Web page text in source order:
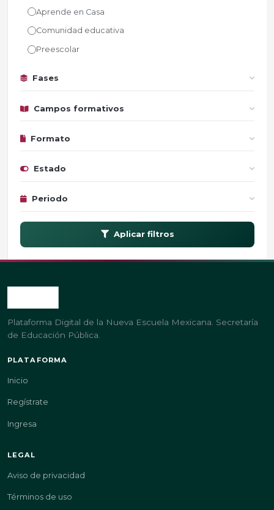
Aprende en Casa
Comunidad educativa
Preescolar
Fases
Campos formativos
Formato
Estado
Periodo
Aplicar filtros
Plataforma Digital de la Nueva Escuela Mexicana. Secretaría
de Educación Pública.
PLATAFORMA
Inicio
Regístrate
Ingresa
LEGAL
Aviso de privacidad
Términos de uso